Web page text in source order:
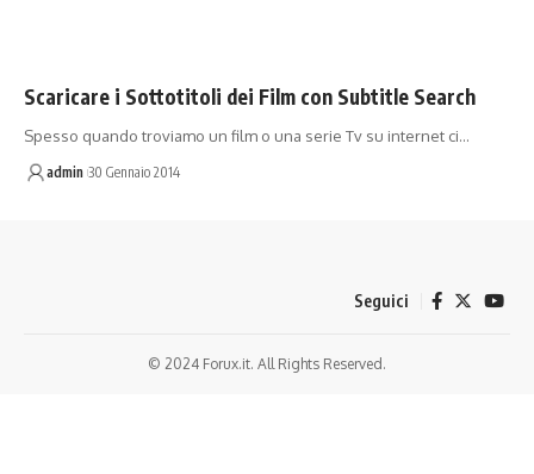
Scaricare i Sottotitoli dei Film con Subtitle Search
Spesso quando troviamo un film o una serie Tv su internet ci…
admin 30 Gennaio 2014
Seguici
© 2024 Forux.it. All Rights Reserved.